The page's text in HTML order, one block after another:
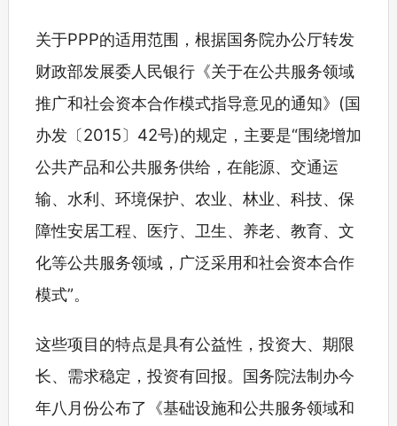
关于PPP的适用范围，根据国务院办公厅转发
财政部发展委人民银行《关于在公共服务领域
推广和社会资本合作模式指导意见的通知》(国
办发〔2015〕42号)的规定，主要是“围绕增加
公共产品和公共服务供给，在能源、交通运
输、水利、环境保护、农业、林业、科技、保
障性安居工程、医疗、卫生、养老、教育、文
化等公共服务领域，广泛采用和社会资本合作
模式”。
这些项目的特点是具有公益性，投资大、期限
长、需求稳定，投资有回报。国务院法制办今
年八月份公布了《基础设施和公共服务领域和